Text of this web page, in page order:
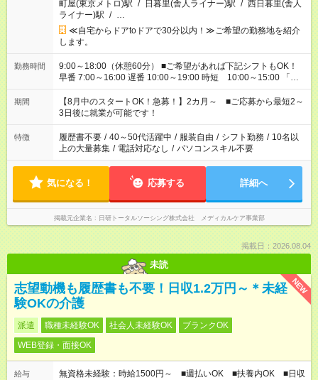
町屋(東京メトロ)駅 / 日暮里(舎人ライナー)駅 / 西日暮里(舎人
ライナー)駅 / …
≪自宅からドアtoドアで30分以内！≫ご希望の勤務地を紹介
します。
勤務時間
9:00～18:00（休憩60分） ■ご希望があれば下記シフトもOK！
早番 7:00～16:00 遅番 10:00～19:00 時短 10:00～15:00 「家
族と休みを合わせたい」 「余裕を持って夕飯の準備がしたい」
「できれば残業はしたくない」 など、ご希望を教えてください
ね。 ※Wワーク希望の方へ 今ご覧のお仕事で希望する勤務時間
と、もう1つのお仕事の勤務時間。 合計で週40時間を超える場
合は応募できません。
期間
【8月中のスタートOK！急募！】2カ月～ ■ご応募から最短2～
3日後に就業が可能です！
特徴 履歴書不要 / 40～50代活躍中 / 服装自由 / シフト勤務 / 10名以
上の大量募集 / 電話対応なし / パソコンスキル不要
気になる！ 応募する 詳細へ
掲載元企業名 日研トータルソーシング株式会社 メディカルケア事業部
掲載日：2026.08.04
未読
NEW
志望動機も履歴書も不要！日収1.2万円～＊未経
験OKの介護
派遣 職種未経験OK 社会人未経験OK
ブランクOK
WEB登録・面接OK
給与 無資格未経験：時給1500円～ ■週払いOK ■扶養内OK ■日収